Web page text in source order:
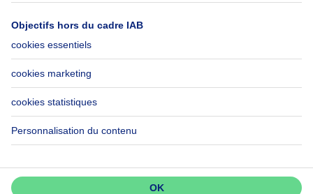
Accessibilité
Contactez-nous
LinkedIn
Immoweb SA © 2026 - Tous droits réservés
Conditions d'utilisation Gestion des cookies
Vie privée
Règles de fonctionnement et de classement